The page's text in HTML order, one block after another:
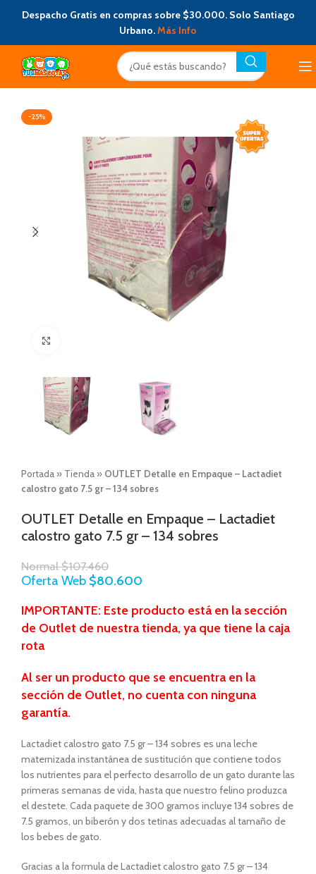
Despacho Gratis en compras sobre $30.000. Solo Santiago
Urbano.Más Info
-25%
Portada » Tienda » OUTLET Detalle en Empaque – Lactadiet
calostro gato 7.5 gr – 134 sobres
OUTLET Detalle en Empaque – Lactadiet
calostro gato 7.5 gr – 134 sobres
Normal$107.460
Oferta Web $80.600
IMPORTANTE: Este producto está en la sección
de Outlet de nuestra tienda, ya que tiene la caja
rota
Al ser un producto que se encuentra en la
sección de Outlet, no cuenta con ninguna
garantía.
Lactadiet calostro gato 7.5 gr – 134 sobres es una leche
maternizada instantánea de sustitución que contiene todos
los nutrientes para el perfecto desarrollo de un gato durante las
primeras semanas de vida, hasta que nuestro felino produzca
el destete. Cada paquete de 300 gramos incluye 134 sobres de
7.5 gramos, un biberón y dos tetinas adecuadas al tamaño de
los bebes de gato.
Gracias a la formula de Lactadiet calostro gato 7.5 gr – 134